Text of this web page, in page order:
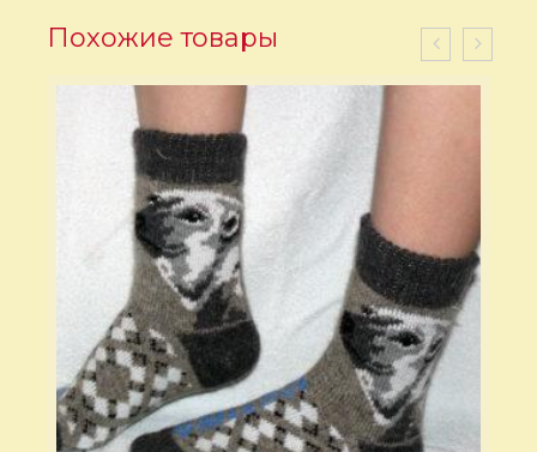
Похожие товары